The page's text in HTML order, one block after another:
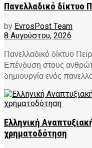
Πανελλαδικό δίκτυο
by EvrosPost Team
8 Αυγούστου, 2026
Πανελλαδικό δίκτυο
Επένδυση στους
δημιουργία ενός
Ελληνική
χρηματοδότηση